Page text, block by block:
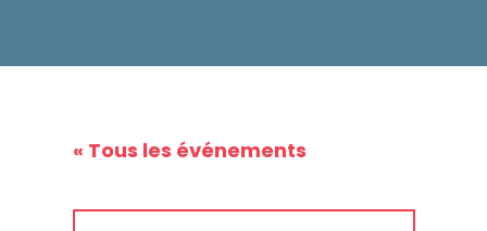
« Tous les événements